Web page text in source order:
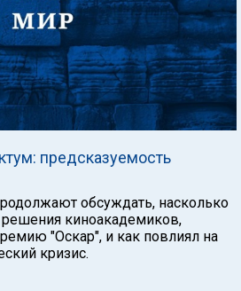
предсказуемость
обсуждать, насколько
киноакадемиков,
"Оскар", и как повлиял на
кризис.